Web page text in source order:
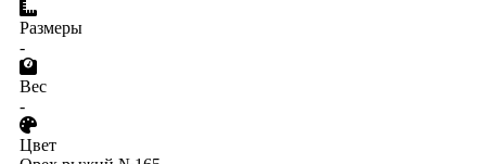
Размеры
-
Вес
-
Цвет